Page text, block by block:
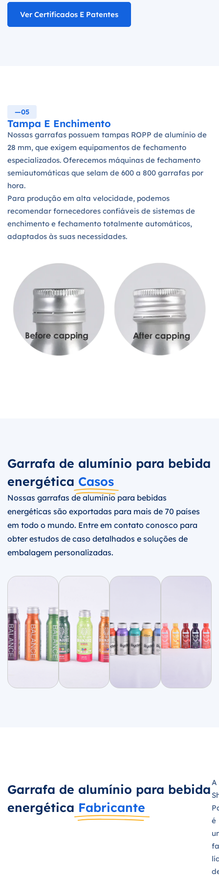
Ver Certificados E Patentes
—05
Tampa E Enchimento
Nossas garrafas possuem tampas ROPP de alumínio de
28 mm, que exigem equipamentos de fechamento
especializados. Oferecemos máquinas de fechamento
semiautomáticas que selam de 600 a 800 garrafas por
hora.
Para produção em alta velocidade, podemos
recomendar fornecedores confiáveis de sistemas de
enchimento e fechamento totalmente automáticos,
adaptados às suas necessidades.
Garrafa de alumínio para bebida
energética Casos
Nossas garrafas de alumínio para bebidas
energéticas são exportadas para mais de 70 países
em todo o mundo. Entre em contato conosco para
obter estudos de caso detalhados e soluções de
embalagem personalizadas.
Garrafa de alumínio para bebida
energética Fabricante
A
é